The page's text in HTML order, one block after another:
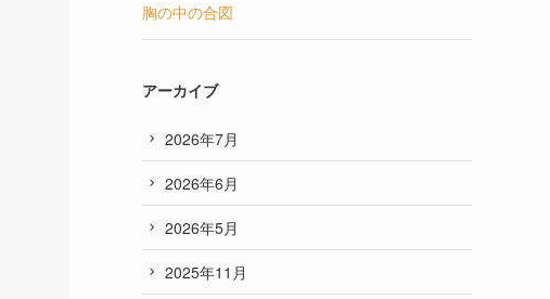
胸の中の合図
アーカイブ
2026年7月
2026年6月
2026年5月
2025年11月